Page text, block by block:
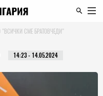
СМЕ БРАТОВЧЕДИ"
14:23 - 14.05.2024